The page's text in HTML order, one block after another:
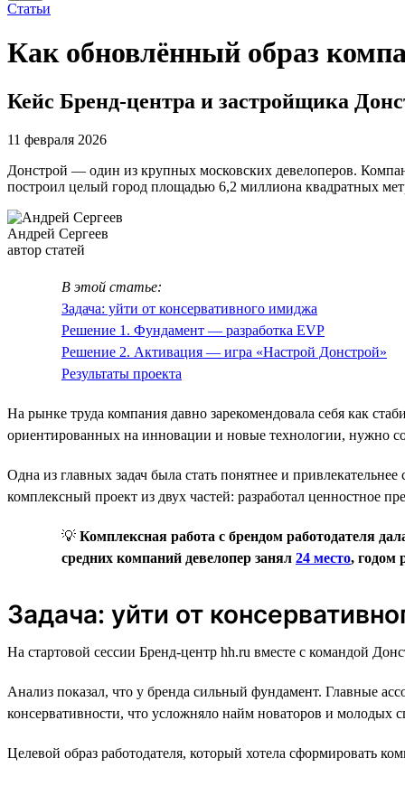
Статьи
Как обновлённый образ
Кейс Бренд-центра и застройщика
11 февраля 2026
Донстрой — один из крупных московских девелоперов.
построил целый город площадью 6,2 миллиона квадратных
Андрей Сергеев
автор статей
В этой статье:
Задача: уйти от консервативного имиджа
Решение 1. Фундамент — разработка EVP
Решение 2. Активация — игра «Настрой Донстрой»
Результаты проекта
На рынке труда компания давно зарекомендовала себя как
ориентированных на инновации и новые технологии, нужно
Одна из главных задач была стать понятнее и
комплексный проект из двух частей: разработал ценностное
💡 Комплексная работа с брендом работодателя
средних компаний девелопер занял 24 место, годом
Задача: уйти от
На стартовой сессии Бренд-центр hh.ru вместе с командой
Анализ показал, что у бренда сильный фундамент. Главные
консервативности, что усложняло найм новаторов и молодых
Целевой образ работодателя, который хотела сформировать